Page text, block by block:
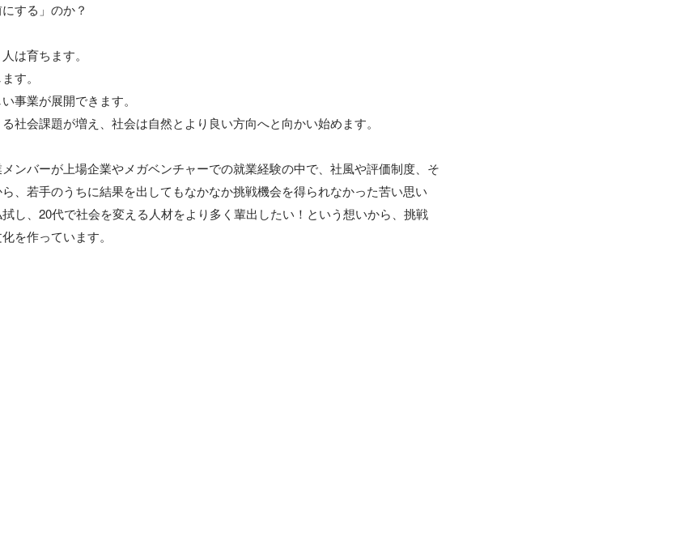
する」のか？
は育ちます。
す。
事業が展開できます。
社会課題が増え、社会は自然とより良い方向へと向かい始めます。
ンバーが上場企業やメガベンチャーでの就業経験の中で、社風や評価制度、そ
、若手のうちに結果を出してもなかなか挑戦機会を得られなかった苦い思い
し、20代で社会を変える人材をより多く輩出したい！という想いから、挑戦
を作っています。